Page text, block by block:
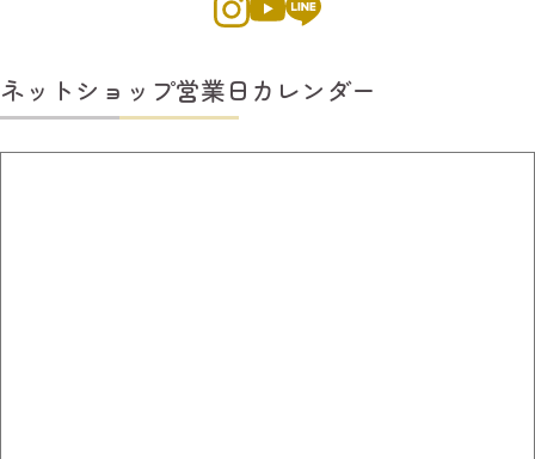
ネットショップ営業日カレンダー